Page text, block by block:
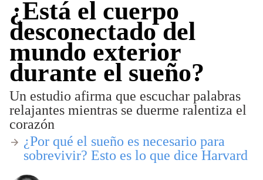
¿Está el cuerpo
desconectado del
mundo exterior
durante el sueño?
Un estudio afirma que escuchar palabras
relajantes mientras se duerme ralentiza el
corazón
​¿Por qué el sueño es necesario para
sobrevivir? Esto es lo que dice Harvard